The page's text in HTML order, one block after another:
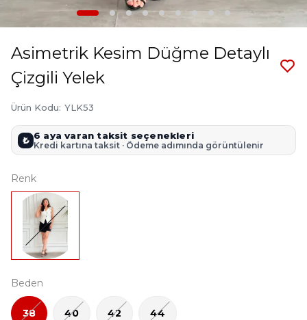
Asimetrik Kesim Düğme Detaylı
Çizgili Yelek
Ürün Kodu: YLK53
₺ 6 aya varan taksit seçenekleri
Kredi kartına taksit · Ödeme adımında görüntülenir
Renk
Beden
38 40 42 44